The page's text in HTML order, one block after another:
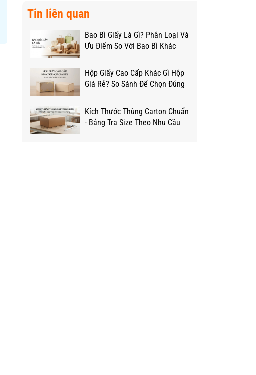
Tin liên quan
Bao Bì Giấy Là Gì? Phân Loại Và
Ưu Điểm So Với Bao Bì Khác
Hộp Giấy Cao Cấp Khác Gì Hộp
Giá Rẻ? So Sánh Để Chọn Đúng
Kích Thước Thùng Carton Chuẩn
- Bảng Tra Size Theo Nhu Cầu